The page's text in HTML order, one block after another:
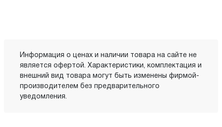
Информация о ценах и наличии товара на сайте не
является офертой. Характеристики, комплектация и
внешний вид товара могут быть изменены фирмой-
производителем без предварительного
уведомления.